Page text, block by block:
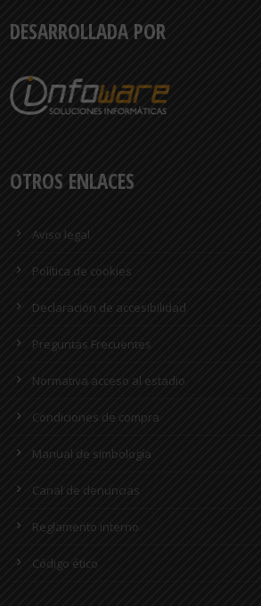
DESARROLLADA POR
OTROS ENLACES
Aviso legal
Política de cookies
Declaración de accesibilidad
Preguntas Frecuentes
Normativa acceso al estadio
Condiciones de compra
Manual de simbología
Canal de denuncias
Reglamento interno
Código ético